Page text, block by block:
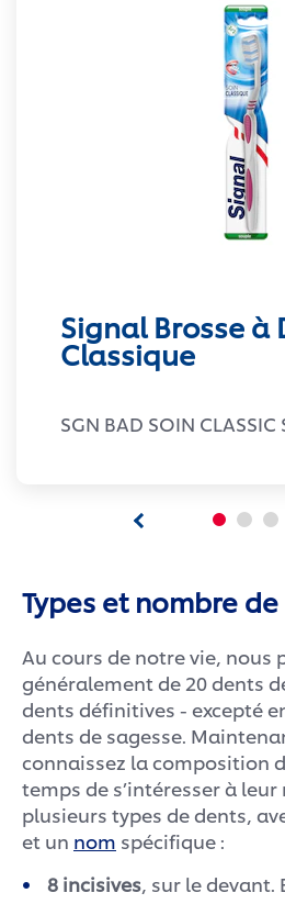
Signal Brosse à
Classique
SGN BAD SOIN CLASSIC
Types et nombre
Au cours de notre vie, nous
généralement de 20 dents
dents définitives - excepté
dents de sagesse.
connaissez la composition
temps de s’intéresser à
plusieurs types de dents,
et un nom spécifique :
8 incisives , sur le